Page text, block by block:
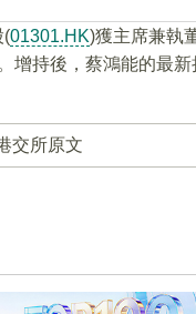
(01301.HK)獲主席兼執
增持後，蔡鴻能的最
交所原文